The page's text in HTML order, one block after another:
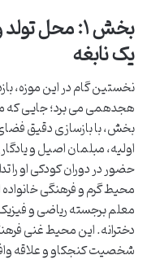
بخش ۱: محل
یک نابغه
نخستین گام در این موزه،
هجدهمی می برد؛ جایی که
بخش، با بازسازی دقیق
اولیه، مبلمان اصیل و
حضور در دوران کودکی او را
محیط گرم و فرهنگی
معلم برجسته ریاضی و
دخترانه. این محیط غنی
شخصیت کنجکاو و علاقه